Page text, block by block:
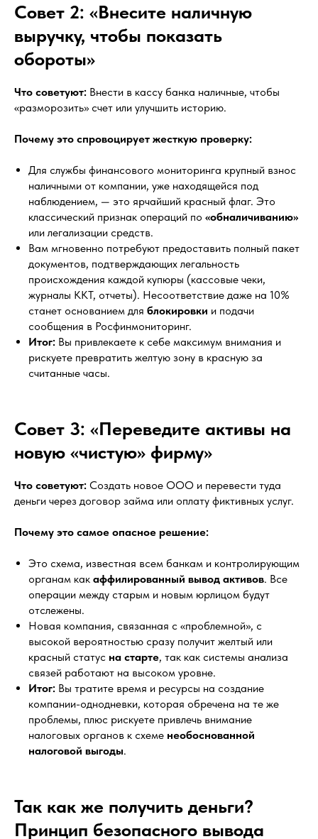
Совет 2: «Внесите наличную
выручку, чтобы показать
обороты»
Что советуют: Внести в кассу банка наличные, чтобы
«разморозить» счет или улучшить историю.
Почему это спровоцирует жесткую проверку:
Для службы финансового мониторинга крупный взнос
наличными от компании, уже находящейся под
наблюдением, — это ярчайший красный флаг. Это
классический признак операций по «обналичиванию»
или легализации средств.
Вам мгновенно потребуют предоставить полный пакет
документов, подтверждающих легальность
происхождения каждой купюры (кассовые чеки,
журналы ККТ, отчеты). Несоответствие даже на 10%
станет основанием для блокировки и подачи
сообщения в Росфинмониторинг.
Итог: Вы привлекаете к себе максимум внимания и
рискуете превратить желтую зону в красную за
считанные часы.
Совет 3: «Переведите активы на
новую «чистую» фирму»
Что советуют: Создать новое ООО и перевести туда
деньги через договор займа или оплату фиктивных услуг.
Почему это самое опасное решение:
Это схема, известная всем банкам и контролирующим
органам как аффилированный вывод активов. Все
операции между старым и новым юрлицом будут
отслежены.
Новая компания, связанная с «проблемной», с
высокой вероятностью сразу получит желтый или
красный статус на старте, так как системы анализа
связей работают на высоком уровне.
Итог: Вы тратите время и ресурсы на создание
компании-однодневки, которая обречена на те же
проблемы, плюс рискуете привлечь внимание
налоговых органов к схеме необоснованной
налоговой выгоды.
Так как же получить деньги?
Принцип безопасного вывода